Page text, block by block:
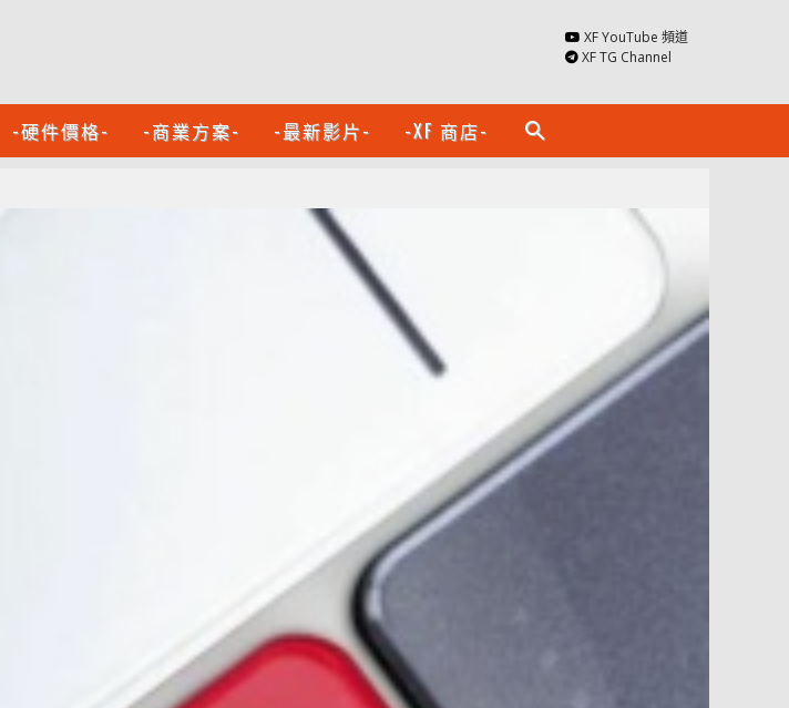
XF YouTube 頻道
XF TG Channel
-硬件價格- -商業方案- -最新影片- -XF 商店- search